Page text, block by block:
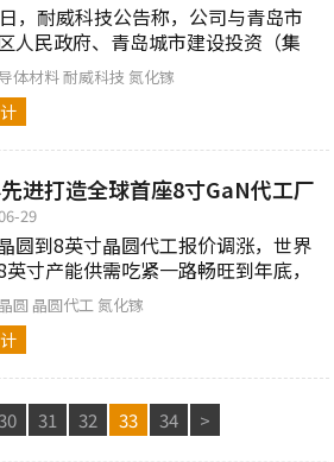
，耐威科技公告称，公司与青岛市
人民政府、青岛城市建设投资（集
限责任公司在2018年国际集成电路
资（青岛）峰会上签署《合作框架...
体材料耐威科技 氮化镓
进打造全球首座8寸GaN代工厂
29
圆到8英寸晶圆代工报价调涨，世界
寸产能供需吃紧一路畅旺到年底，
扩增氮化镓（GaN）产能，已有国
大厂看好电动车产业后市，预
。
圆 晶圆代工 氮化镓
31 32 33 34 >